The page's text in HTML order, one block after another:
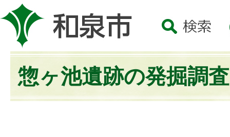
惣ヶ池遺跡の発掘調査